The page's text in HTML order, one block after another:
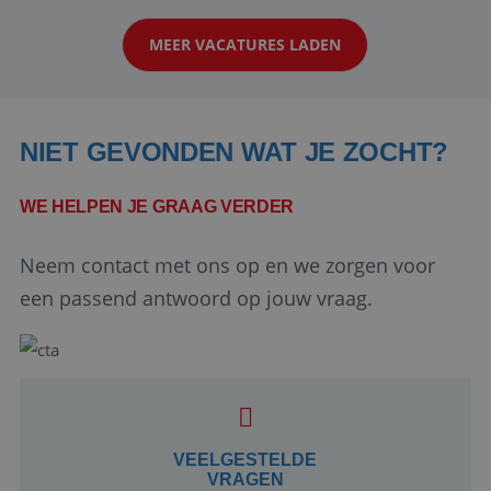
klanten te overtuigen om die droomreis te
boeken! ...
MEER VACATURES LADEN
NIET GEVONDEN WAT JE ZOCHT?
WE HELPEN JE GRAAG VERDER
Neem contact met ons op en we zorgen voor
een passend antwoord op jouw vraag.
VEELGESTELDE
VRAGEN
Google Privacy Policy